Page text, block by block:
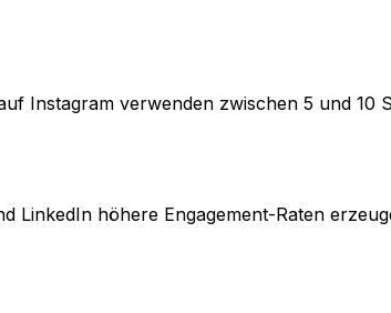
Instagram verwenden zwischen 5 und 10
höhere Engagement-Raten